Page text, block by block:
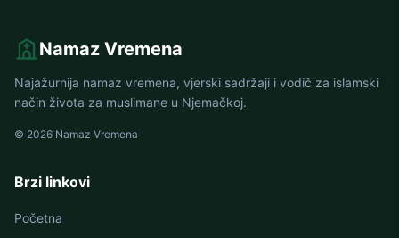
Namaz Vremena
Najažurnija namaz vremena, vjerski sadržaji i vodič za islamski
način života za muslimane u Njemačkoj.
© 2026 Namaz Vremena
Brzi linkovi
Početna